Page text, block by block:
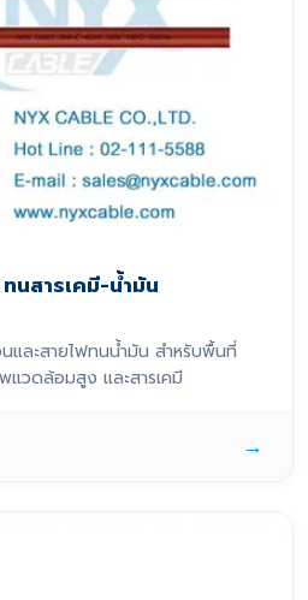
นสารเคมี-น้ำมัน
และสายไฟทนน้ำมัน สำหรับพื้นที่
วดล้อมสูง และสารเคมี
→